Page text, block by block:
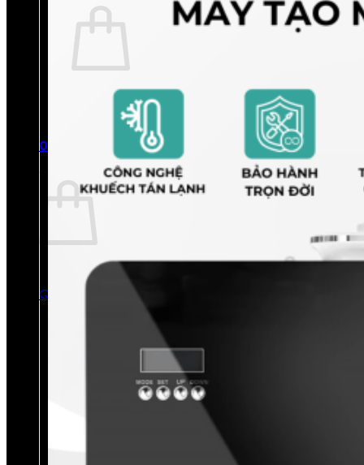
Chưa có sản phẩm trong giỏ hàng.
Quay trở lại cửa hàng
0
Giỏ hàng
Chưa có sản phẩm trong giỏ hàng.
Quay trở lại cửa hàng